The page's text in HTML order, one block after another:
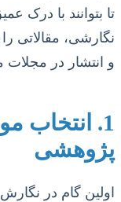
تا بتوانند با درک
نگارشی، مقالاتی
و انتشار در مجلات
1. انتخاب
پژوهشی
اولین گام در